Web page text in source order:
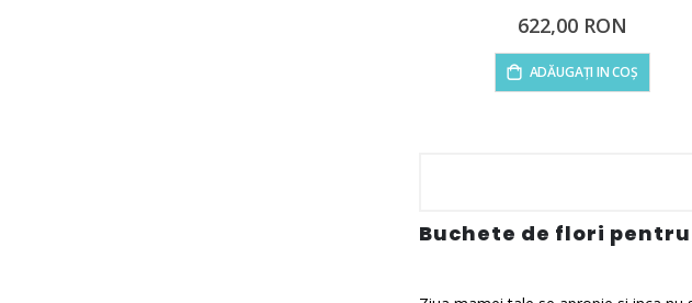
622,00 RON
ADĂUGAȚI IN COȘ
Buchete de flori